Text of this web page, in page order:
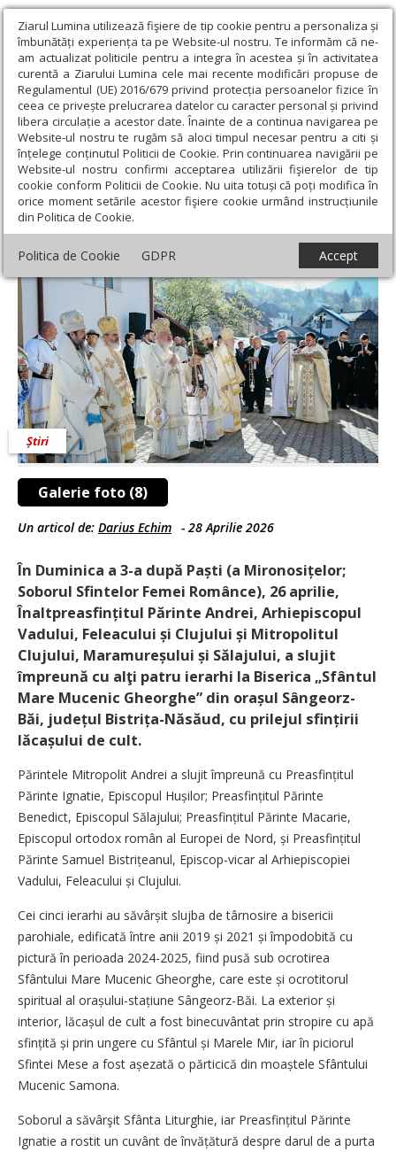
Ziarul Lumina utilizează fişiere de tip cookie pentru a personaliza și
îmbunătăți experiența ta pe Website-ul nostru. Te informăm că ne-
am actualizat politicile pentru a integra în acestea și în activitatea
curentă a Ziarului Lumina cele mai recente modificări propuse de
Regulamentul (UE) 2016/679 privind protecția persoanelor fizice în
ceea ce privește prelucrarea datelor cu caracter personal și privind
libera circulație a acestor date. Înainte de a continua navigarea pe
Website-ul nostru te rugăm să aloci timpul necesar pentru a citi și
înțelege conținutul Politicii de Cookie. Prin continuarea navigării pe
Website-ul nostru confirmi acceptarea utilizării fişierelor de tip
cookie conform Politicii de Cookie. Nu uita totuși că poți modifica în
orice moment setările acestor fişiere cookie urmând instrucțiunile
din Politica de Cookie.
Politica de Cookie GDPR Accept
Ziarul Lumina › Actualitate religioasă › Știri › Biserica din
Sângeorz-Băi, sfințită de cinci ierarhi
Biserica din Sângeorz-Băi, sfințită de cinci
ierarhi
Galerie foto (8)
Știri
Un articol de: Darius Echim - 28 Aprilie 2026
În Duminica a 3-a după Paști (a Mironosițelor;
Soborul Sfintelor Femei Românce), 26 aprilie,
Înaltpreasfințitul Părinte Andrei, Arhiepiscopul
Vadului, Feleacului și Clujului și Mitropolitul
Clujului, Maramureșului și Sălajului, a slujit
împreună cu alţi patru ierarhi la Biserica „Sfântul
Mare Mucenic Gheorghe” din orașul Sângeorz-
Băi, județul Bistrița-Năsăud, cu prilejul sfințirii
lăcașului de cult.
Părintele Mitropolit Andrei a slujit împreună cu Preasfințitul
Părinte Ignatie, Episcopul Hușilor; Preasfințitul Părinte
Benedict, Episcopul Sălajului; Preasfințitul Părinte Macarie,
Episcopul ortodox român al Europei de Nord, și Preasfințitul
Părinte Samuel Bis­trițeanul, Episcop-vicar al Arhi­episcopiei
Vadului, Feleacului și Clujului.
Cei cinci ierarhi au săvârșit slujba de târnosire a bisericii
parohiale, edificată între anii 2019 și 2021 și împodobită cu
pictură în perioada 2024-2025, fiind pusă sub ocrotirea
Sfântului Mare Mucenic Gheorghe, care este și ocrotitorul
spiritual al orașului-stațiune Sângeorz-Băi. La exterior și
interior, lăcașul de cult a fost binecuvântat prin stropire cu apă
sfințită și prin ungere cu Sfântul și Marele Mir, iar în piciorul
Sfintei Mese a fost așezată o părticică din moaștele Sfântului
Mucenic Samona.
Soborul a săvârşit Sfânta Liturghie, iar Preasfințitul Părinte
Ignatie a rostit un cuvânt de învăță­tură despre darul de a purta